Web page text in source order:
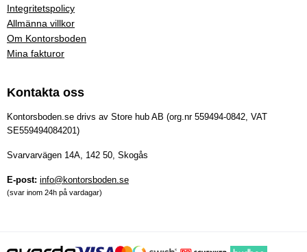
Integritetspolicy
Allmänna villkor
Om Kontorsboden
Mina fakturor
Kontakta oss
Kontorsboden.se drivs av Store hub AB (org.nr 559494-0842, VAT
SE559494084201)
Svarvarvägen 14A, 142 50, Skogås
E-post: info@kontorsboden.se
(svar inom 24h på vardagar)